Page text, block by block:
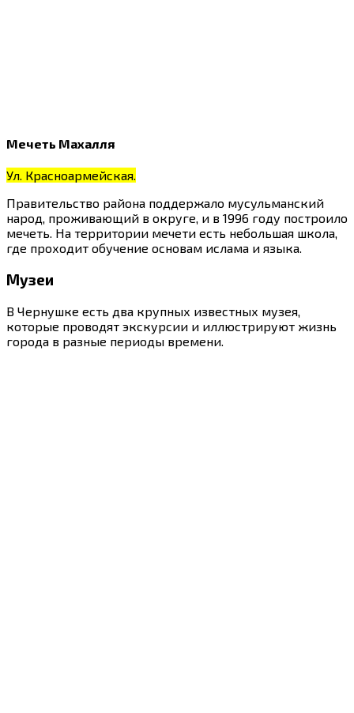
Мечеть Махалля
Ул. Красноармейская.
Правительство района поддержало мусульманский
народ, проживающий в округе, и в 1996 году построило
мечеть. На территории мечети есть небольшая школа,
где проходит обучение основам ислама и языка.
Музеи
В Чернушке есть два крупных известных музея,
которые проводят экскурсии и иллюстрируют жизнь
города в разные периоды времени.